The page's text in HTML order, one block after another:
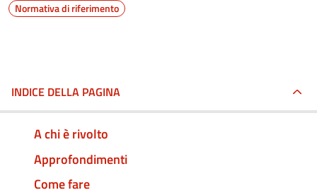
Normativa di riferimento
INDICE DELLA PAGINA
A chi è rivolto
Approfondimenti
Come fare